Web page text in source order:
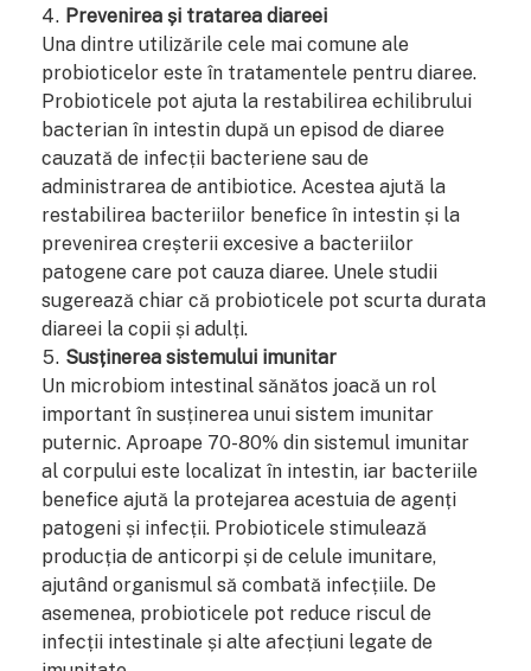
Prevenirea și tratarea diareei
Una dintre utilizările cele mai comune ale
probioticelor este în tratamentele pentru diaree.
Probioticele pot ajuta la restabilirea echilibrului
bacterian în intestin după un episod de diaree
cauzată de infecții bacteriene sau de
administrarea de antibiotice. Acestea ajută la
restabilirea bacteriilor benefice în intestin și la
prevenirea creșterii excesive a bacteriilor
patogene care pot cauza diaree. Unele studii
sugerează chiar că probioticele pot scurta durata
diareei la copii și adulți.
Susținerea sistemului imunitar
Un microbiom intestinal sănătos joacă un rol
important în susținerea unui sistem imunitar
puternic. Aproape 70-80% din sistemul imunitar
al corpului este localizat în intestin, iar bacteriile
benefice ajută la protejarea acestuia de agenți
patogeni și infecții. Probioticele stimulează
producția de anticorpi și de celule imunitare,
ajutând organismul să combată infecțiile. De
asemenea, probioticele pot reduce riscul de
infecții intestinale și alte afecțiuni legate de